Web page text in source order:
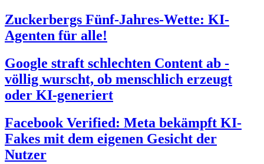
Zuckerbergs Fünf-Jahres-Wette: KI-
Agenten für alle!
Google straft schlechten Content ab -
völlig wurscht, ob menschlich erzeugt
oder KI-generiert
Facebook Verified: Meta bekämpft KI-
Fakes mit dem eigenen Gesicht der
Nutzer